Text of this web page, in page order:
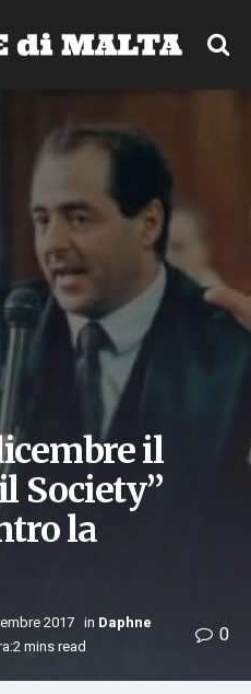
il
Society”
la
2017 in Daphne
mins read 0